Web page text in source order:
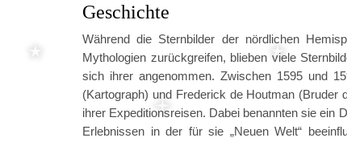
Geschichte
Während die Sternbilder der nördlichen
Mythologien zurückgreifen, blieben viele
sich ihrer angenommen. Zwischen 1595 und
(Kartograph) und Frederick de Houtman
ihrer Expeditionsreisen. Dabei benannten sie ein
Erlebnissen in der für sie „Neuen Welt“